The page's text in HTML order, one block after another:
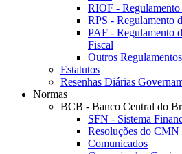
RIOF -
RPS - Regulamento
PAF - Regulamento
Fiscal
Outros Regulamentos
Estatutos
Resenhas Diárias
Normas
BCB - Banco Central do
SFN - Sistema
Resoluções do CMN
Comunicados